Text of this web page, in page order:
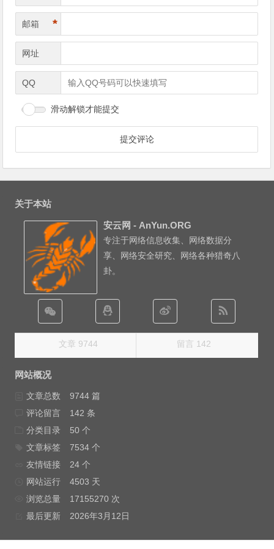
邮箱 *
网址
QQ
滑动解锁才能提交
关于本站
安云网 - AnYun.ORG
专注于网络信息收集、网络数据分
享、网络安全研究、网络各种猎奇八
卦。
文章 9744 留言 142
网站概况
文章总数
9744 篇
评论留言
142 条
分类目录
50 个
文章标签
7534 个
友情链接
24 个
网站运行
4503 天
浏览总量
17155270 次
最后更新
2026年3月12日